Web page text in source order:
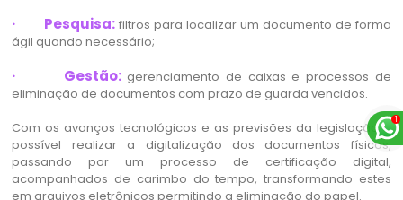
· Pesquisa:filtros para localizar um documento de forma
ágil quando necessário;
· Gestão:gerenciamento de caixas e processos de
eliminação de documentos com prazo de guarda vencidos.
Com os avanços tecnológicos e as previsões da legislação é
possível realizar a digitalização dos documentos físicos,
passando por um processo de certificação digital,
acompanhados de carimbo do tempo, transformando estes
em arquivos eletrônicos permitindo a eliminação do papel.